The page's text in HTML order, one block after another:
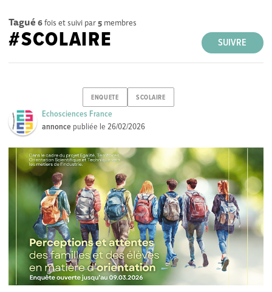
Tagué 6fois et suivi par 5 membres
SUIVRE
#SCOLAIRE
ENQUETE SCOLAIRE
Echosciences France
annonce publiée le26/02/2026